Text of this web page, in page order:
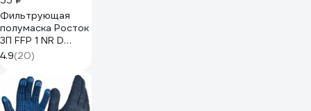
Фильтрующая
полумаска Росток
3П FFP 1 NR D
БП-00000712
4.9(20)